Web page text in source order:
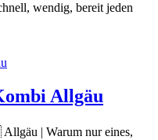
wendig, bereit jeden
Allgäu
| Warum nur eines,